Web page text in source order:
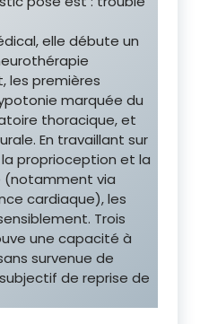
elle débute un
les premières
marquée du
thoracique, et
En travaillant sur
proprioception et la
(notamment via
cardiaque), les
Trois
une capacité à
survenue de
de reprise de